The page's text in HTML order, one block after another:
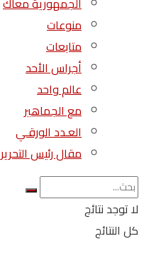
منوعات
متابعات
أجراس الأحد
عالم واحد
مع الجماهير
العـدد الورقـي
مقال رئيس التحرير
لا توجد نتائج
كل النتائج